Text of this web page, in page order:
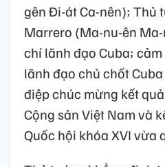
gên Đi-át Ca-nên); Thủ
Marrero (Ma-nu-ên
chí lãnh đạo Cuba;
lãnh đạo chủ chốt
điệp chúc mừng kết
Cộng sản Việt Nam và
Quốc hội khóa XVI vừa